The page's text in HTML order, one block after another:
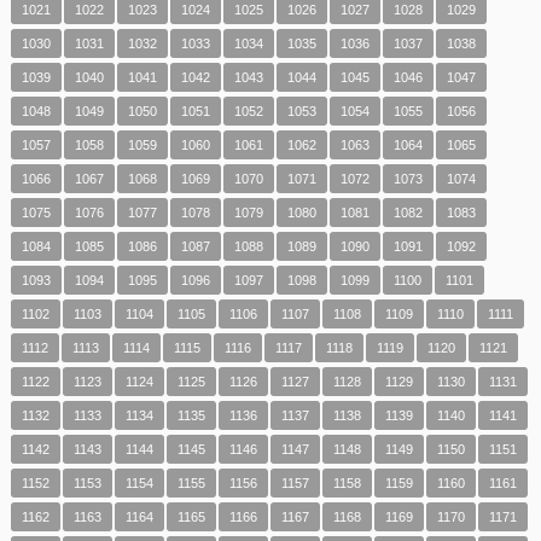
1021 1022 1023 1024 1025 1026 1027 1028 1029
1030 1031 1032 1033 1034 1035 1036 1037 1038
1039 1040 1041 1042 1043 1044 1045 1046 1047
1048 1049 1050 1051 1052 1053 1054 1055 1056
1057 1058 1059 1060 1061 1062 1063 1064 1065
1066 1067 1068 1069 1070 1071 1072 1073 1074
1075 1076 1077 1078 1079 1080 1081 1082 1083
1084 1085 1086 1087 1088 1089 1090 1091 1092
1093 1094 1095 1096 1097 1098 1099 1100 1101
1102 1103 1104 1105 1106 1107 1108 1109 1110 1111
1112 1113 1114 1115 1116 1117 1118 1119 1120 1121
1122 1123 1124 1125 1126 1127 1128 1129 1130 1131
1132 1133 1134 1135 1136 1137 1138 1139 1140 1141
1142 1143 1144 1145 1146 1147 1148 1149 1150 1151
1152 1153 1154 1155 1156 1157 1158 1159 1160 1161
1162 1163 1164 1165 1166 1167 1168 1169 1170 1171